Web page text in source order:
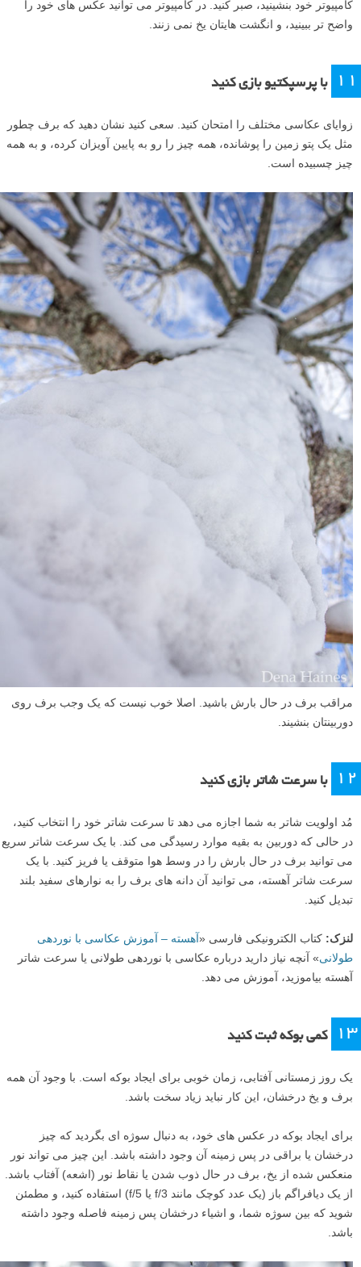
کامپیوتر خود بنشینید، صبر کنید. در کامپیوتر می توانید عکس های خود را
واضح تر ببینید، و انگشت هایتان یخ نمی زنند.
۱۱ با پرسپکتیو بازی کنید
زوایای عکاسی مختلف را امتحان کنید. سعی کنید نشان دهید که برف چطور
مثل یک پتو زمین را پوشانده، همه چیز را رو به پایین آویزان کرده، و به همه
چیز چسبیده است.
مراقب برف در حال بارش باشید. اصلا خوب نیست که یک وجب برف روی
دوربینتان بنشیند.
۱۲ با سرعت شاتر بازی کنید
مُد اولویت شاتر به شما اجازه می دهد تا سرعت شاتر خود را انتخاب کنید،
در حالی که دوربین به بقیه موارد رسیدگی می کند. با یک سرعت شاتر سریع
می توانید برف در حال بارش را در وسط هوا متوقف یا فریز کنید. با یک
سرعت شاتر آهسته، می توانید آن دانه های برف را به نوارهای سفید بلند
تبدیل کنید.
لنزک: کتاب الکترونیکی فارسی «آهسته – آموزش عکاسی با نوردهی
طولانی» آنچه نیاز دارید درباره عکاسی با نوردهی طولانی یا سرعت شاتر
آهسته بیاموزید، آموزش می دهد.
۱۳ کمی بوکه ثبت کنید
یک روز زمستانی آفتابی، زمان خوبی برای ایجاد بوکه است. با وجود آن همه
برف و یخ درخشان، این کار نباید زیاد سخت باشد.
برای ایجاد بوکه در عکس های خود، به دنبال سوژه ای بگردید که چیز
درخشان یا براقی در پس زمینه آن وجود داشته باشد. این چیز می تواند نور
منعکس شده از یخ، برف در حال ذوب شدن یا نقاط نور (اشعه) آفتاب باشد.
از یک دیافراگم باز (یک عدد کوچک مانند f/3 یا f/5) استفاده کنید، و مطمئن
شوید که بین سوژه شما، و اشیاء درخشان پس زمینه فاصله وجود داشته
باشد.